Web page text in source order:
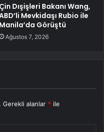
Çin Dışişleri Bakanı Wang,
Mevkidaşı Rubio ile
Manila’da Görüştü
Ağustos 7, 2026
Gerekli alanlar * ile